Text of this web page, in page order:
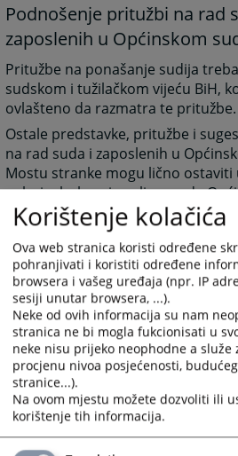
Podnošenje pritužbi na rad
zaposlenih u Općinskom
Pritužbe na ponašanje sudija
sudskom i tužilačkom vijeću BiH,
ovlašteno da razmatra te pritužbe.
Ostale predstavke, pritužbe i
na rad suda i zaposlenih u
Mostu stranke mogu lično ostaviti
nalazi u holu prizemlja zgrade
Sanskom Mostu.
Sve pritužbe na rad uposlenika
predsjedniku suda.
4667
Korištenje kolačića
Ova web stranica koristi određene
pohranjivati i koristiti određene
browsera i vašeg uređaja (npr. IP
sesiji unutar browsera, ...).
Neke od ovih informacija su nam
stranica ne bi mogla fukcionisati u
neke nisu prijeko neophodne a služe
procjenu nivoa posjećenosti,
stranice...).
Na ovom mjestu možete dozvoliti ili
korištenje tih informacija.